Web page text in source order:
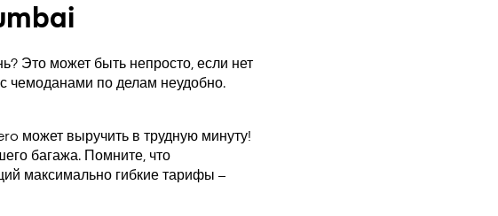
Это может быть непросто, если нет
чемоданами по делам неудобно.
может выручить в трудную минуту!
багажа. Помните, что
максимально гибкие тарифы –